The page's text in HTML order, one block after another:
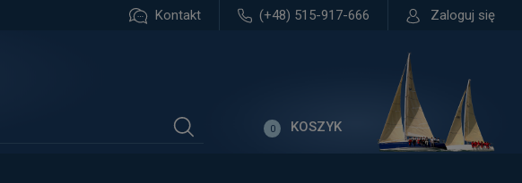
Kontakt (+48) 515-917-666 Zaloguj się
KOSZYK
0